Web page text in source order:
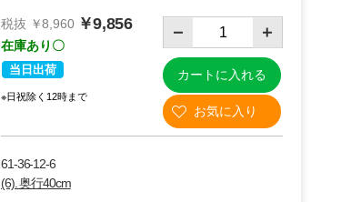
税抜 ￥8,960 ￥9,856
在庫あり〇
当日出荷
※日祝除く12時まで
カートに入れる
61-36-12-6
(6). 奥行40cm